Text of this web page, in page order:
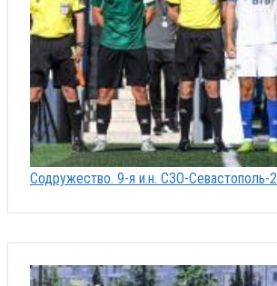
Содружество. 9-я и.н. СЗО-Севастополь-2